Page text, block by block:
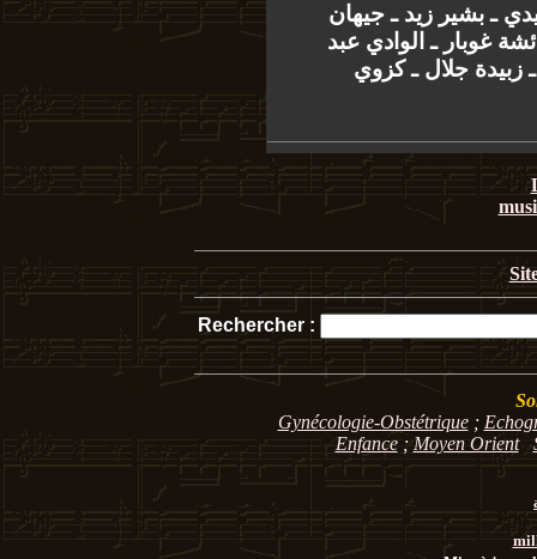
ـ بشير زيد ـ جيهان
غوبار ـ الوادي عبد
زبيدة جلال ـ كزوي
Rechercher :
Gynécologie-Obstétrique;
Enfance; Moyen Orient